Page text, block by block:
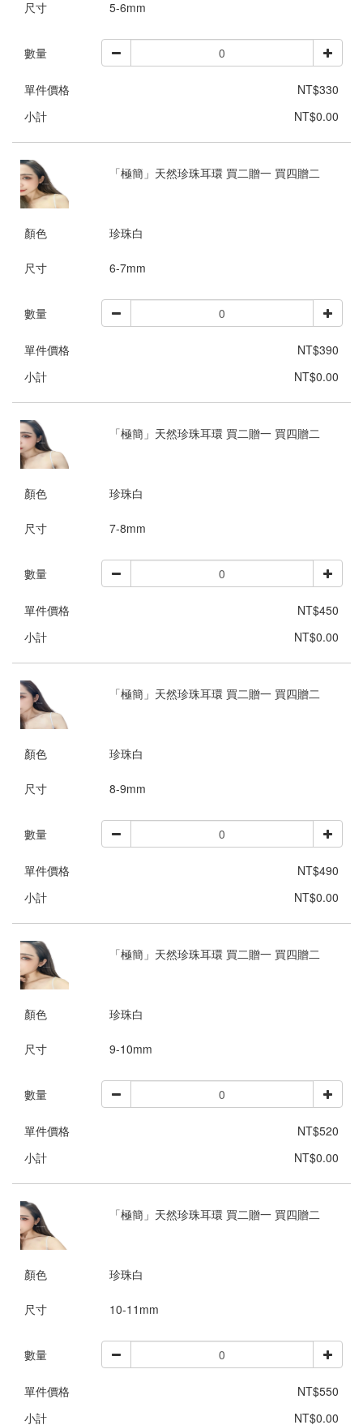
尺寸 5-6mm
數量
單件價格
NT$330
小計
NT$0.00
「極簡」天然珍珠耳環 買二贈一 買四贈二
顏色 珍珠白
尺寸 6-7mm
數量
單件價格
NT$390
小計
NT$0.00
「極簡」天然珍珠耳環 買二贈一 買四贈二
顏色 珍珠白
尺寸 7-8mm
數量
單件價格
NT$450
小計
NT$0.00
「極簡」天然珍珠耳環 買二贈一 買四贈二
顏色 珍珠白
尺寸 8-9mm
數量
單件價格
NT$490
小計
NT$0.00
「極簡」天然珍珠耳環 買二贈一 買四贈二
顏色 珍珠白
尺寸 9-10mm
數量
單件價格
NT$520
小計
NT$0.00
「極簡」天然珍珠耳環 買二贈一 買四贈二
顏色 珍珠白
尺寸 10-11mm
數量
單件價格
NT$550
小計
NT$0.00